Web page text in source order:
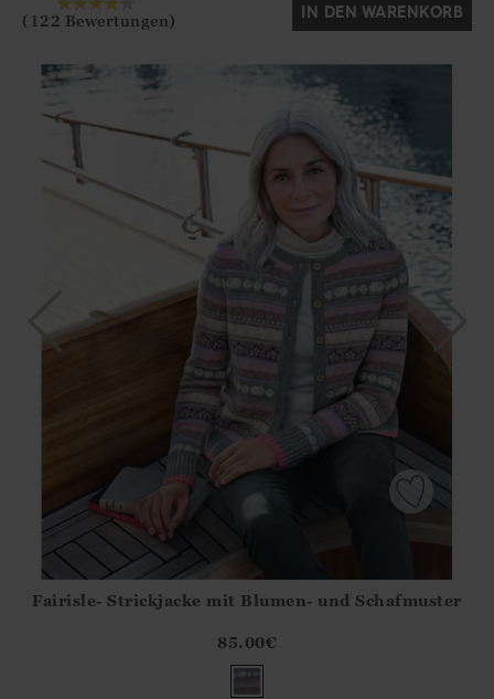
(122 Bewertungen) IN DEN WARENKORB
?? ""
Fairisle- Strickjacke mit Blumen- und Schafmuster
85.00€